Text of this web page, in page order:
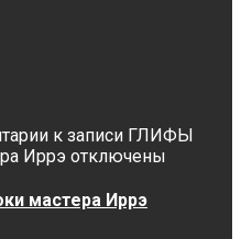
к записи ГЛИФЫ
Иррэ отключены
мастера Иррэ